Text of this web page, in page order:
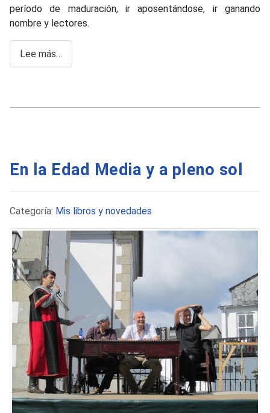
período de maduración, ir aposentándose, ir ganando
nombre y lectores.
Lee más…
En la Edad Media y a pleno sol
Detalles
Categoría: Mis libros y novedades